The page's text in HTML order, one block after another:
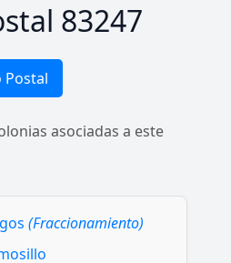
83247
Postal
asociadas a este
(Fraccionamiento)